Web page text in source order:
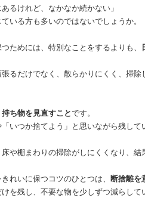
あるけれど、なかなか続かない」
いる方も多いのではないでしょうか。
ためには、特別なことをするよりも、
るだけでなく、散らかりにくく、掃
持ち物を見直すことです。
いつか捨てよう」と思いながら残し
や棚まわりの掃除がしにくくなり、結
れいに保つコツのひとつは、 断捨離を
を残し、不要な物を少しずつ減らして